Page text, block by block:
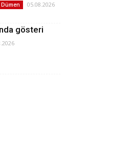
05.08.2026
gösteri